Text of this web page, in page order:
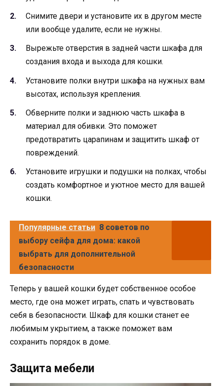
Снимите двери и установите их в другом месте
или вообще удалите, если не нужны.
Вырежьте отверстия в задней части шкафа для
создания входа и выхода для кошки.
Установите полки внутри шкафа на нужных вам
высотах, используя крепления.
Обверните полки и заднюю часть шкафа в
материал для обивки. Это поможет
предотвратить царапинам и защитить шкаф от
повреждений.
Установите игрушки и подушки на полках, чтобы
создать комфортное и уютное место для вашей
кошки.
Популярные статьи 8 советов по
выбору сейфа для дома: какой
выбрать для дополнительной
безопасности
Теперь у вашей кошки будет собственное особое
место, где она может играть, спать и чувствовать
себя в безопасности. Шкаф для кошки станет ее
любимым укрытием, а также поможет вам
сохранить порядок в доме.
Защита мебели